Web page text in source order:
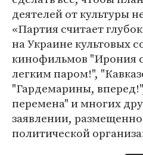
деятелей от культуры
«Партия считает
на Украине культовых
кинофильмов "Ирония
легким паром!",
"Гардемарины,
перемена" и многих
заявлении,
политической